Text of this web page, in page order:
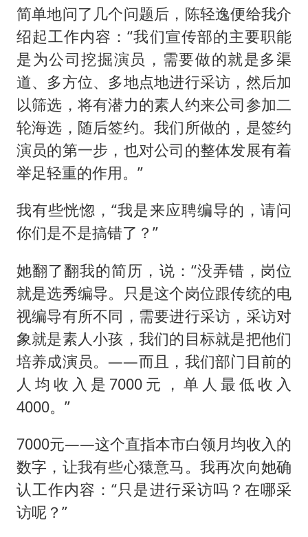
简单地问了几个问题后，陈轻逸便给我介
绍起工作内容：“我们宣传部的主要职能
是为公司挖掘演员，需要做的就是多渠
道、多方位、多地点地进行采访，然后加
以筛选，将有潜力的素人约来公司参加二
轮海选，随后签约。我们所做的，是签约
演员的第一步，也对公司的整体发展有着
举足轻重的作用。”
我有些恍惚，“我是来应聘编导的，请问
你们是不是搞错了？”
她翻了翻我的简历，说：“没弄错，岗位
就是选秀编导。只是这个岗位跟传统的电
视编导有所不同，需要进行采访，采访对
象就是素人小孩，我们的目标就是把他们
培养成演员。——而且，我们部门目前的
人均收入是7000元，单人最低收入
4000。”
7000元——这个直指本市白领月均收入的
数字，让我有些心猿意马。我再次向她确
认工作内容：“只是进行采访吗？在哪采
访呢？”